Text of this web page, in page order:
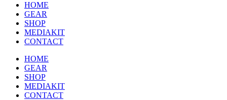
HOME
GEAR
SHOP
MEDIAKIT
CONTACT
HOME
GEAR
SHOP
MEDIAKIT
CONTACT